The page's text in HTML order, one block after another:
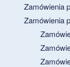
Zamówienia
Zamówienia